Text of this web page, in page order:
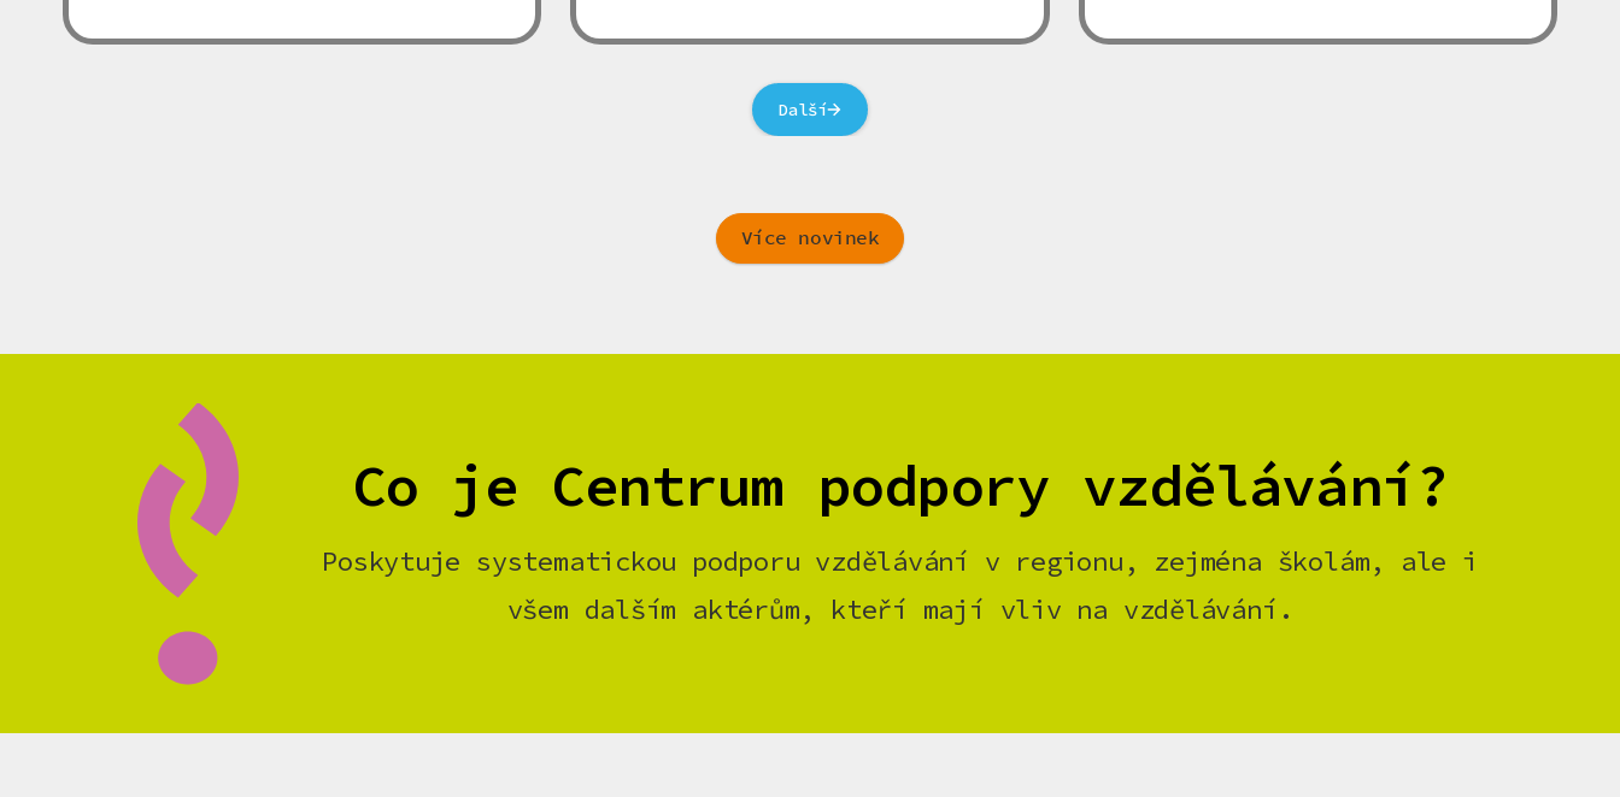
Další
Více novinek
Co je Centrum podpory vzdělávání?
Poskytuje systematickou podporu vzdělávání v regionu, zejména školám, ale i
všem dalším aktérům, kteří mají vliv na vzdělávání.